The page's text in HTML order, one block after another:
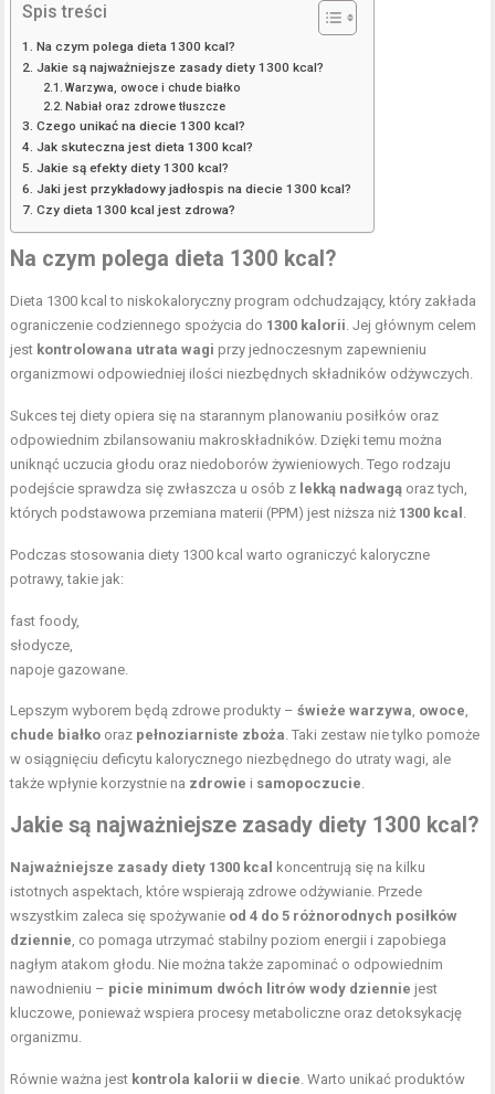
Spis treści
Na czym polega dieta 1300 kcal?
Jakie są najważniejsze zasady diety 1300 kcal?
Warzywa, owoce i chude białko
Nabiał oraz zdrowe tłuszcze
Czego unikać na diecie 1300 kcal?
Jak skuteczna jest dieta 1300 kcal?
Jakie są efekty diety 1300 kcal?
Jaki jest przykładowy jadłospis na diecie 1300 kcal?
Czy dieta 1300 kcal jest zdrowa?
Na czym polega dieta 1300 kcal?
Dieta 1300 kcal to niskokaloryczny program odchudzający, który zakłada
ograniczenie codziennego spożycia do 1300 kalorii. Jej głównym celem
jest kontrolowana utrata wagi przy jednoczesnym zapewnieniu
organizmowi odpowiedniej ilości niezbędnych składników odżywczych.
Sukces tej diety opiera się na starannym planowaniu posiłków oraz
odpowiednim zbilansowaniu makroskładników. Dzięki temu można
uniknąć uczucia głodu oraz niedoborów żywieniowych. Tego rodzaju
podejście sprawdza się zwłaszcza u osób z lekką nadwagą oraz tych,
których podstawowa przemiana materii (PPM) jest niższa niż 1300 kcal .
Podczas stosowania diety 1300 kcal warto ograniczyć kaloryczne
potrawy, takie jak:
fast foody,
słodycze,
napoje gazowane.
Lepszym wyborem będą zdrowe produkty –świeże warzywa, owoce,
chude białko oraz pełnoziarniste zboża. Taki zestaw nie tylko pomoże
w osiągnięciu deficytu kalorycznego niezbędnego do utraty wagi, ale
także wpłynie korzystnie na zdrowie i samopoczucie.
Jakie są najważniejsze zasady diety 1300 kcal?
Najważniejsze zasady diety 1300 kcal
koncentrują się na kilku
istotnych aspektach, które wspierają zdrowe odżywianie. Przede
wszystkim zaleca się spożywanie od 4 do 5 różnorodnych posiłków
dziennie, co pomaga utrzymać stabilny poziom energii i zapobiega
nagłym atakom głodu. Nie można także zapominać o odpowiednim
nawodnieniu – picie minimum dwóch litrów wody dziennie jest
kluczowe, ponieważ wspiera procesy metaboliczne oraz detoksykację
organizmu.
Równie ważna jest kontrola kalorii w diecie. Warto unikać produktów